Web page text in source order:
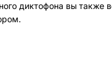
диктофона вы также